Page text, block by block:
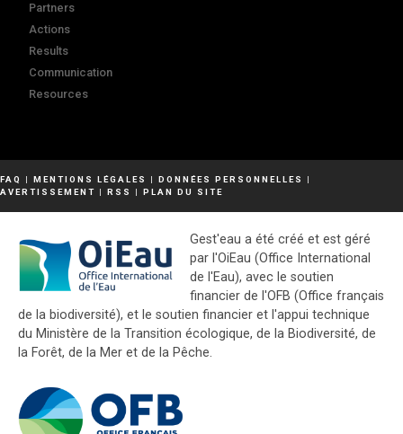
Partners
Actions
Results
Communication
Resources
FAQ | MENTIONS LÉGALES | DONNÉES PERSONNELLES
|
AVERTISSEMENT | RSS | PLAN DU SITE
Gest'eau a été créé et est géré
par l'OiEau (Office International
de l'Eau), avec le soutien
financier de l'OFB (Office français
de la biodiversité), et le soutien financier et l'appui technique
du Ministère de la Transition écologique, de la Biodiversité, de
la Forêt, de la Mer et de la Pêche.